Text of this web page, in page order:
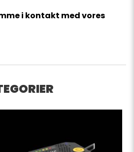
i kontakt med vores